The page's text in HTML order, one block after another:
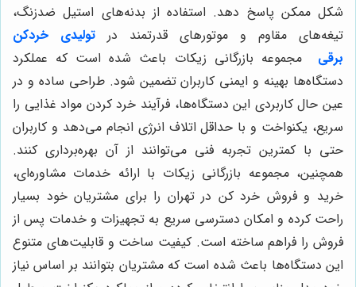
شکل ممکن پاسخ دهد. استفاده از بدنه‌های استیل ضدزنگ،
تیغه‌های مقاوم و موتورهای قدرتمند در تولیدی خردکن
برقی
مجموعه بازرگانی زیکات باعث شده است که عملکرد
دستگاه‌ها بهینه و ایمنی کاربران تضمین شود. طراحی ساده و در
عین حال کاربردی این دستگاه‌ها، فرآیند خرد کردن مواد غذایی را
سریع، یکنواخت و با حداقل اتلاف انرژی انجام می‌دهد و کاربران
حتی با کمترین تجربه فنی می‌توانند از آن بهره‌برداری کنند.
همچنین، مجموعه بازرگانی زیکات با ارائه خدمات مشاوره‌ای،
خرید و فروش خرد کن در تهران را برای مشتریان خود بسیار
راحت کرده و امکان دسترسی سریع به تجهیزات و خدمات پس از
فروش را فراهم ساخته است. کیفیت ساخت و قابلیت‌های متنوع
این دستگاه‌ها باعث شده است که مشتریان بتوانند بر اساس نیاز